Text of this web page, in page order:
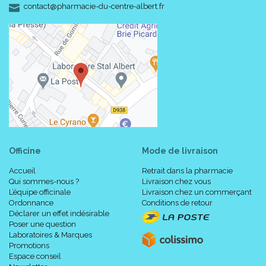
cm
cm
Normal (/K < 78
cm)
26 - 29
cm
58 - 69
Long (/K > 78 cm)
En position assise sur un siège rigide.
Pieds et jambes doivent être bien secs (pas de crème), les
ongles des pieds bien coupés. Attention aux ongles longs
ou aux bagues qui risquent d' endommager les mailles !
Enfiler le produit progressivement sans trop tirer, puis masser
pour enlever les plis.
contact-
@-
pharmacie-du-centre-albert.fr
Officine
Accueil
Qui sommes-nous ?
L’équipe officinale
Ordonnance
Déclarer un effet indésirable
Poser une question
Laboratoires & Marques
Promotions
Espace conseil
Mode de livraison
Retrait dans la pharmacie
Livraison chez vous
Livraison chez un commerçant
Conditions de retour